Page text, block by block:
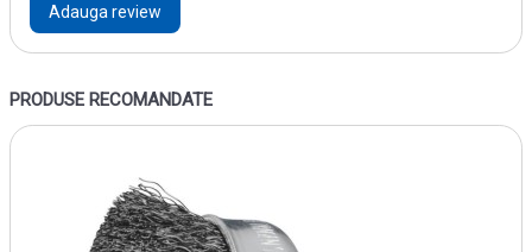
Adauga review
PRODUSE RECOMANDATE